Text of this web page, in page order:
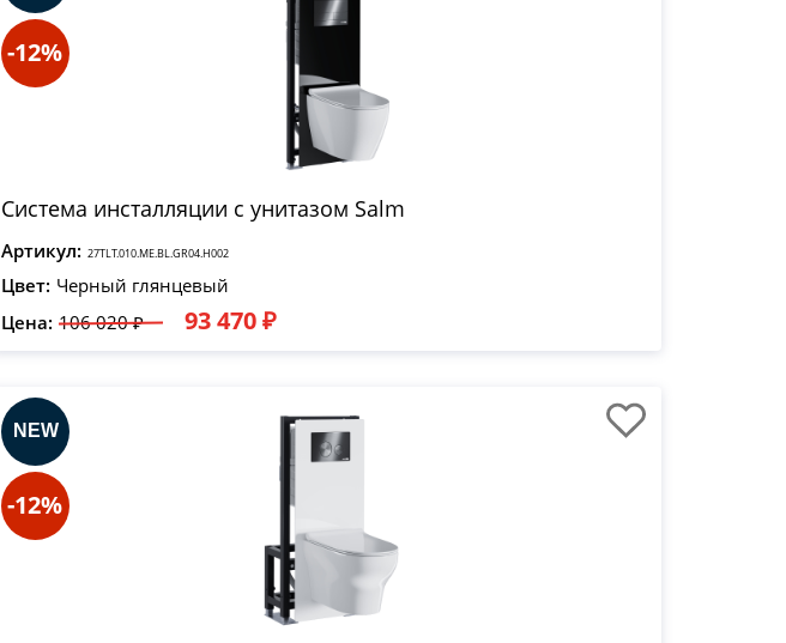
-12%
Система инсталляции с унитазом Salm
Артикул: 27TLT.010.ME.BL.GR04.H002
Цвет: Черный глянцевый
Цена: 106 020 ₽ 93 470 ₽
-12%